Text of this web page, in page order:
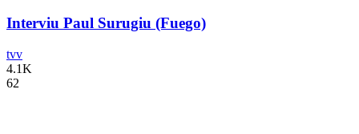
Interviu Paul Surugiu (Fuego)
tvv
4.1K
62